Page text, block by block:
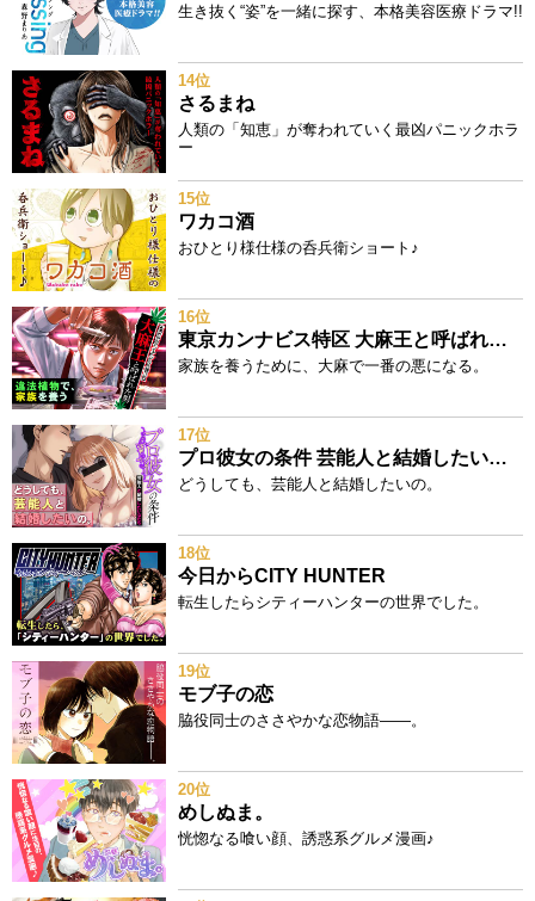
生き抜く“姿”を一緒に探す、本格美容医療ドラマ!!
14位
さるまね
人類の「知恵」が奪われていく最凶パニックホラ
ー
15位
ワカコ酒
おひとり様仕様の呑兵衛ショート♪
16位
東京カンナビス特区 大麻王と呼ばれた男
家族を養うために、大麻で一番の悪になる。
17位
プロ彼女の条件 芸能人と結婚したい女たち
どうしても、芸能人と結婚したいの。
18位
今日からCITY HUNTER
転生したらシティーハンターの世界でした。
19位
モブ子の恋
脇役同士のささやかな恋物語――。
20位
めしぬま。
恍惚なる喰い顔、誘惑系グルメ漫画♪